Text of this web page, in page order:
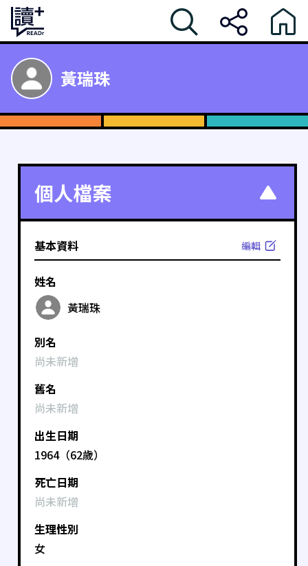
黃瑞珠
個人檔案
基本資料 編輯
姓名
黃瑞珠
別名
尚未新增
舊名
尚未新增
出生日期
1964（62歲）
死亡日期
尚未新增
生理性別
女